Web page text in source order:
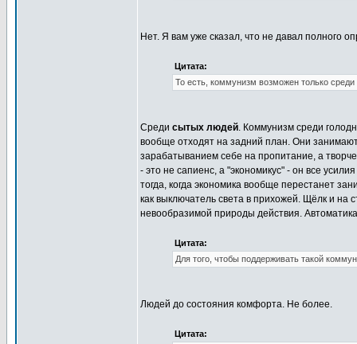
Нет. Я вам уже сказал, что не давал полного
Цитата:
То есть, коммунизм возможен только
Среди сытых людей. Коммунизм среди
вообще отходят на задний план. Они
зарабатыванием себе на пропитание, а
- это не сапиенс, а "экономикус" - он все
тогда, когда экономика вообще перестанет
как выключатель света в прихожей. Щёлк и
невообразимой природы действия.
Цитата:
Для того, чтобы поддерживать такой
Людей до состояния комфорта. Не более.
Цитата: